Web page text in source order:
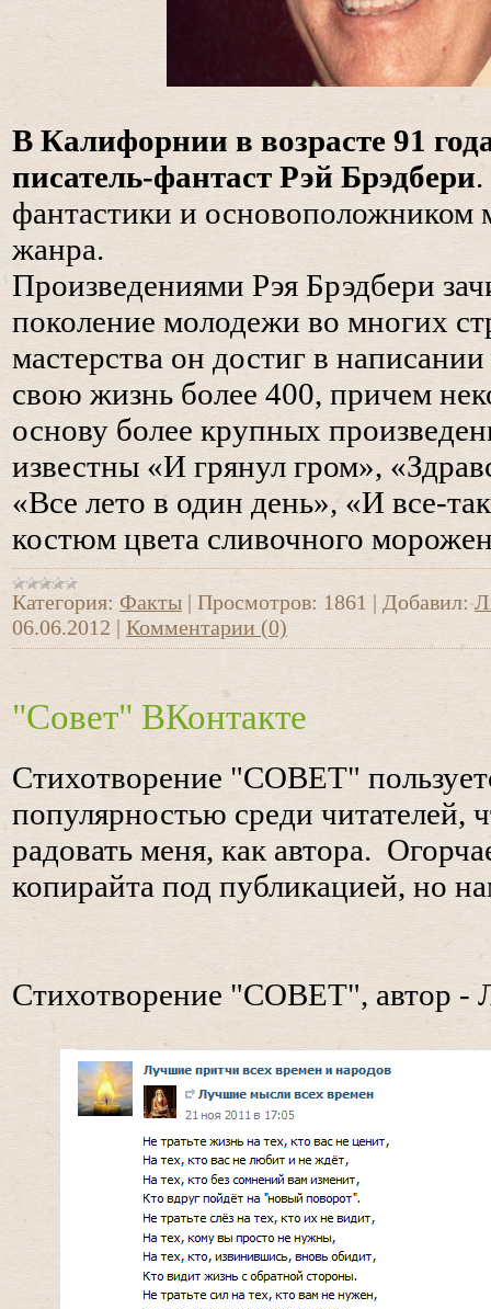
В Калифорнии в возрасте 91
писатель-фантаст Рэй Брэдбери
фантастики и основоположником
жанра.
Произведениями Рэя Брэдбери
поколение молодежи во многих
мастерства он достиг в написании
свою жизнь более 400, причем
основу более крупных
известны «И грянул гром»,
«Все лето в один день», «И все-
костюм цвета сливочного
Категория: Факты | Просмотров: 1861 | Добавил:
06.06.2012 | Комментарии (0)
"Совет" ВКонтакте
Стихотворение "СОВЕТ"
популярностью среди читателей,
радовать меня, как автора.
копирайта под публикацией, но
Стихотворение "СОВЕТ", автор -